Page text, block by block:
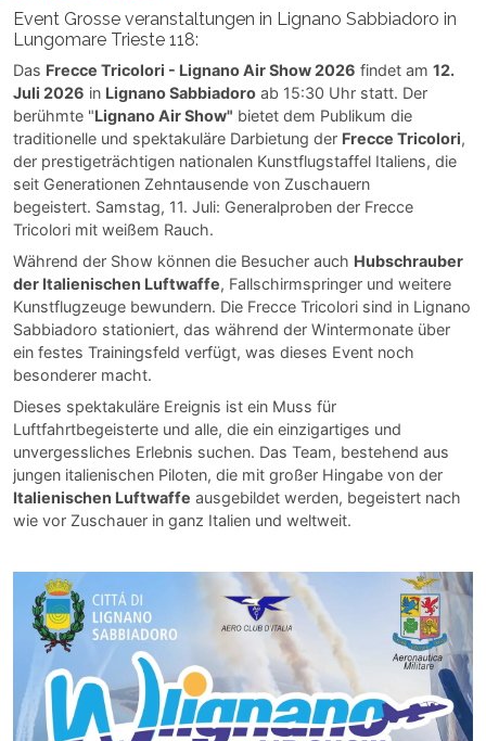
Event Grosse veranstaltungen in Lignano Sabbiadoro in
Lungomare Trieste 118:
Das Frecce Tricolori - Lignano Air Show 2026 findet am 12.
Juli 2026 in Lignano Sabbiadoro ab 15:30 Uhr statt. Der
berühmte "Lignano Air Show" bietet dem Publikum die
traditionelle und spektakuläre Darbietung der Frecce Tricolori,
der prestigeträchtigen nationalen Kunstflugstaffel Italiens, die
seit Generationen Zehntausende von Zuschauern
begeistert. Samstag, 11. Juli: Generalproben der Frecce
Tricolori mit weißem Rauch.
Während der Show können die Besucher auch Hubschrauber
der Italienischen Luftwaffe, Fallschirmspringer und weitere
Kunstflugzeuge bewundern. Die Frecce Tricolori sind in Lignano
Sabbiadoro stationiert, das während der Wintermonate über
ein festes Trainingsfeld verfügt, was dieses Event noch
besonderer macht.
Dieses spektakuläre Ereignis ist ein Muss für
Luftfahrtbegeisterte und alle, die ein einzigartiges und
unvergessliches Erlebnis suchen. Das Team, bestehend aus
jungen italienischen Piloten, die mit großer Hingabe von der
Italienischen Luftwaffe ausgebildet werden, begeistert nach
wie vor Zuschauer in ganz Italien und weltweit.